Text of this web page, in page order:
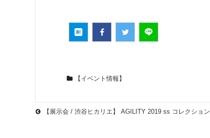
【イベント情報】
【展示会 / 渋谷ヒカリエ】 AGILITY 2019 ss コレクション